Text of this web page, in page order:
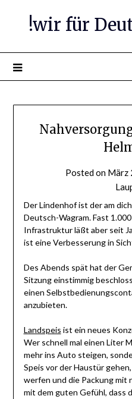
!wir für
Posted on März
Der Lindenhof ist der am
Deutsch-Wagram. Fast
Infrastruktur läßt aber seit
ist eine Verbesserung in
Des Abends spät hat der
Sitzung einstimmig
einen
anzubieten.
Landspeis ist ein neues
Wer schnell mal einen Liter
mehr ins Auto steigen,
Speis vor der Haustür
werfen und die Packung mit
mit dem guten Gefühl, dass